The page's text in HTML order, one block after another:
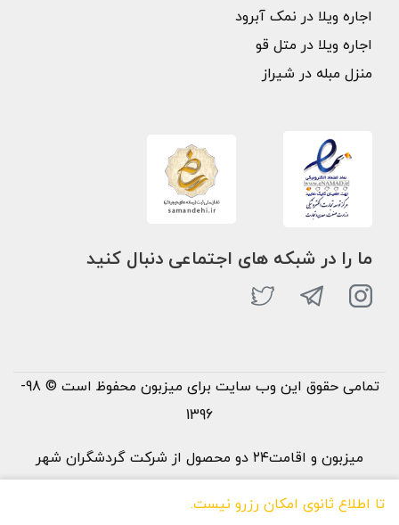
تا اطلاع ثانوی امکان رزرو نیست.
اجاره ویلا در نمک آبرود
اجاره ویلا در متل قو
منزل مبله در شیراز
ما را در شبکه های اجتماعی دنبال کنید
تمامی حقوق این وب سایت برای میزبون محفوظ است © 98-
1396
میزبون و اقامت۲۴ دو محصول از شرکت گردشگران شهر